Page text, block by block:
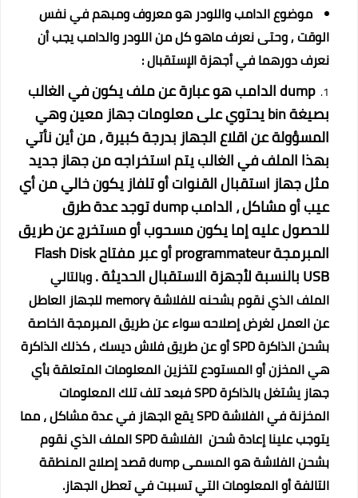
موضوع الدامب واللودر هو معروف ومبهم في نفس
الوقت , وحتى نعرف ماهو كل من اللودر والدامب يجب أن
نعرف دورهما في أجهزة الإستقبال :
dump الدامب هو عبارة عن ملف يكون في الغالب
بصيغة bin يحتوي على معلومات جهاز معين وهي
المسؤولة عن اقلاع الجهاز بدرجة كبيرة ، من أين نأتي
بهذا الملف في الغالب يتم استخراجه من جهاز جديد
مثل جهاز استقبال القنوات أو تلفاز يكون خالي من أي
عيب أو مشاكل ، الدامب dump توجد عدة طرق
للحصول عليه إما يكون مسحوب أو مستخرج عن طريق
المبرمجة programmateur أو عبر مفتاح Flash Disk
USB بالنسبة لأجهزة الاستقبال الحديثة .
وبالتالي
الملف الذي نقوم بشحنه للفلاشة memory للجهاز العاطل
عن العمل لغرض إصلاحه سواء عن طريق المبرمجة الخاصة
بشحن الذاكرة SPD أو عن طريق فلاش ديسك ، كذلك الذاكرة
هي المخزن أو المستودع لتخزين المعلومات المتعلقة بأي
جهاز يشتغل بالذاكرة SPD فبعد تلف تلك المعلومات
المخزنة في الفلاشة SPD يقع الجهاز في عدة مشاكل ، مما
يتوجب علينا إعادة شحن الفلاشة SPD الملف الذي نقوم
بشحن الفلاشة هو المسمى dump قصد إصلاح المنطقة
التالفة أو المعلومات التي تسببت في تعطل الجهاز.